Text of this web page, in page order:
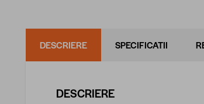
DESCRIERE SPECIFICATII
DESCRIERE